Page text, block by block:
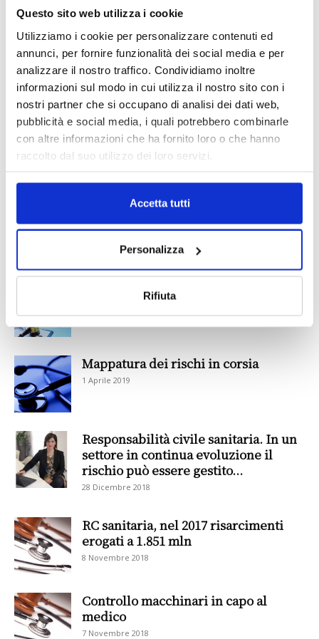
Questo sito web utilizza i cookie
Utilizziamo i cookie per personalizzare contenuti ed
annunci, per fornire funzionalità dei social media e per
analizzare il nostro traffico. Condividiamo inoltre
informazioni sul modo in cui utilizza il nostro sito con i
nostri partner che si occupano di analisi dei dati web,
pubblicità e social media, i quali potrebbero combinarle
con altre informazioni che ha fornito loro o che hanno
raccolto dal suo utilizzo dei loro servizi.
Accetta tutti
Personalizza
Rifiuta
24 Luglio 2019
Azione diretta del danneggiato
19 Luglio 2019
La gestione della responsabilità
civile sanitaria, Milano 20 giugno 2019
19 Giugno 2019
“La gestione della responsabilità
assicurazione”
17 Maggio 2019
La gestione della RC sanitaria: tra risk
management e assicurazione
Mappatura dei rischi in corsia
1 Aprile 2019
Responsabilità civile sanitaria. In un
settore in continua evoluzione il
rischio può essere gestito...
28 Dicembre 2018
RC sanitaria, nel 2017 risarcimenti
erogati a 1.851 mln
8 Novembre 2018
Controllo macchinari in capo al
medico
7 Novembre 2018